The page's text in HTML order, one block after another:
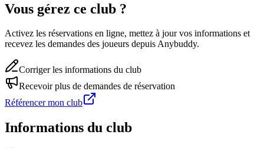
Vous gérez ce club ?
Activez les réservations en ligne, mettez à jour vos informations et
recevez les demandes des joueurs depuis Anybuddy.
Corriger les informations du club
Recevoir plus de demandes de réservation
Référencer mon club
Informations du club